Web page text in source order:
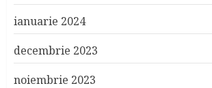
ianuarie 2024
decembrie 2023
noiembrie 2023